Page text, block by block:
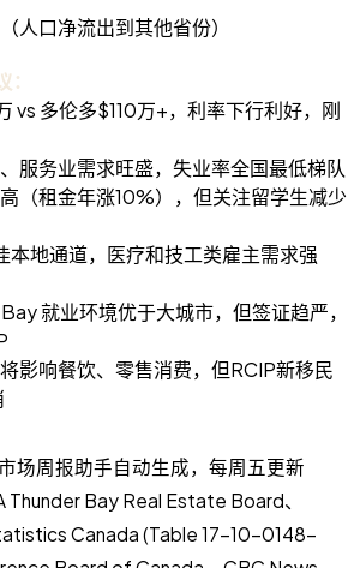
人口净流出到其他省份）
vs 多伦多$110万+，利率下行利好，刚
服务业需求旺盛，失业率全国最低梯队
（租金年涨10%），但关注留学生减少
本地通道，医疗和技工类雇主需求强
就业环境优于大城市，但签证趋严，
影响餐饮、零售消费，但RCIP新移民
场周报助手自动生成，每周五更新
Thunder Bay Real Estate Board、
Canada (Table 17-10-0148-